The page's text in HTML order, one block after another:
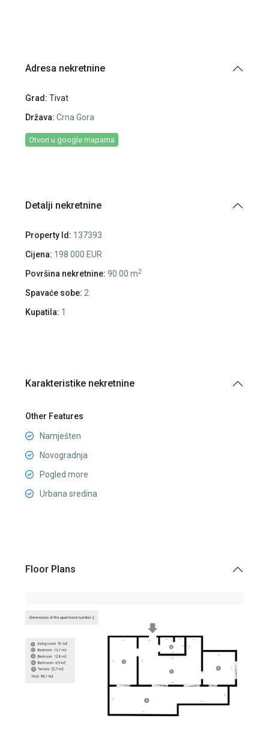
Adresa nekretnine
Grad: Tivat
Država: Crna Gora
Otvori u google mapama
Detalji nekretnine
Property Id: 137393
Cijena: 198 000 EUR
Površina nekretnine: 90.00 m2
Spavaće sobe: 2
Kupatila: 1
Karakteristike nekretnine
Other Features
Namješten
Novogradnja
Pogled more
Urbana sredina
Floor Plans